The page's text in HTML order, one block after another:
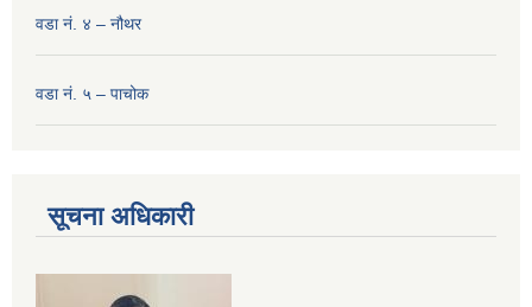
वडा नं. ४ – नौथर
वडा नं. ५ – पाचोक
सूचना अधिकारी